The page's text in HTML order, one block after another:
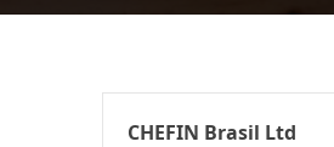
CHEFIN Brasil Ltd